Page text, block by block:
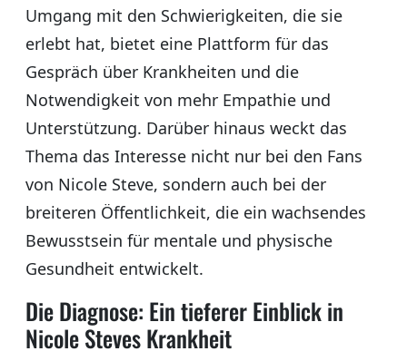
Umgang mit den Schwierigkeiten, die sie
erlebt hat, bietet eine Plattform für das
Gespräch über Krankheiten und die
Notwendigkeit von mehr Empathie und
Unterstützung. Darüber hinaus weckt das
Thema das Interesse nicht nur bei den Fans
von Nicole Steve, sondern auch bei der
breiteren Öffentlichkeit, die ein wachsendes
Bewusstsein für mentale und physische
Gesundheit entwickelt.
Die Diagnose: Ein tieferer Einblick in
Nicole Steves Krankheit